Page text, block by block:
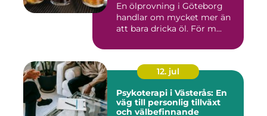
En ölprovning i Göteborg
handlar om mycket mer än
att bara dricka öl. För m...
12. jul
Psykoterapi i Västerås: En
väg till personlig tillväxt
och välbefinnande